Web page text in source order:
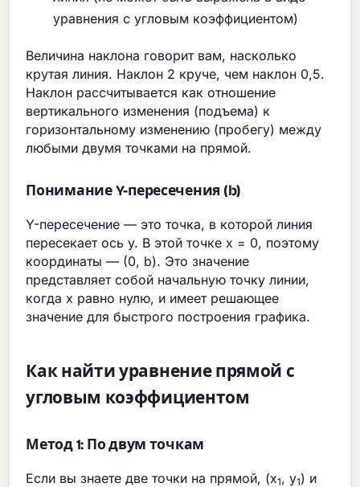
уравнения с угловым коэффициентом)
Величина наклона говорит вам, насколько
крутая линия. Наклон 2 круче, чем наклон 0,5.
Наклон рассчитывается как отношение
вертикального изменения (подъема) к
горизонтальному изменению (пробегу) между
любыми двумя точками на прямой.
Понимание Y-пересечения (b)
Y-пересечение — это точка, в которой линия
пересекает ось y. В этой точке x = 0, поэтому
координаты — (0, b). Это значение
представляет собой начальную точку линии,
когда x равно нулю, и имеет решающее
значение для быстрого построения графика.
Как найти уравнение прямой с
угловым коэффициентом
Метод 1: По двум точкам
Если вы знаете две точки на прямой, (x1, y1) и